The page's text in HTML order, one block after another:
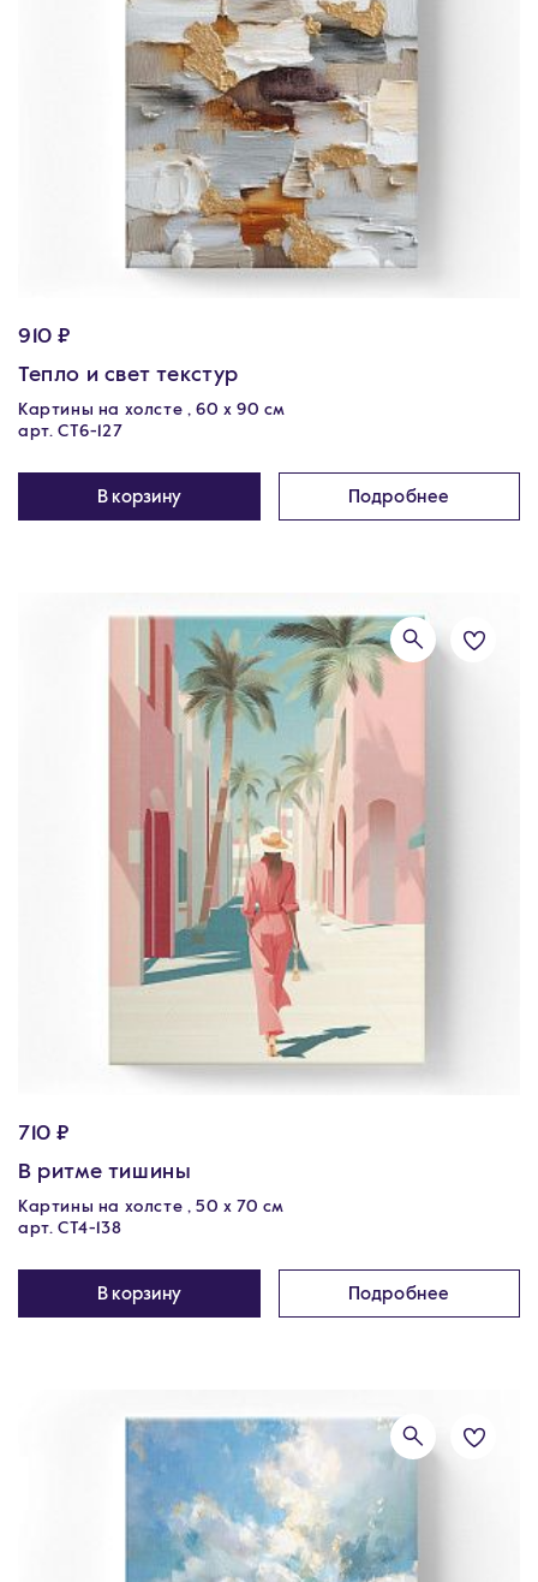
910 ₽
Тепло и свет текстур
Картины на холсте , 60 х 90 см
арт. CT6-127
В корзину Подробнее
710 ₽
В ритме тишины
Картины на холсте , 50 х 70 см
арт. CT4-138
В корзину Подробнее